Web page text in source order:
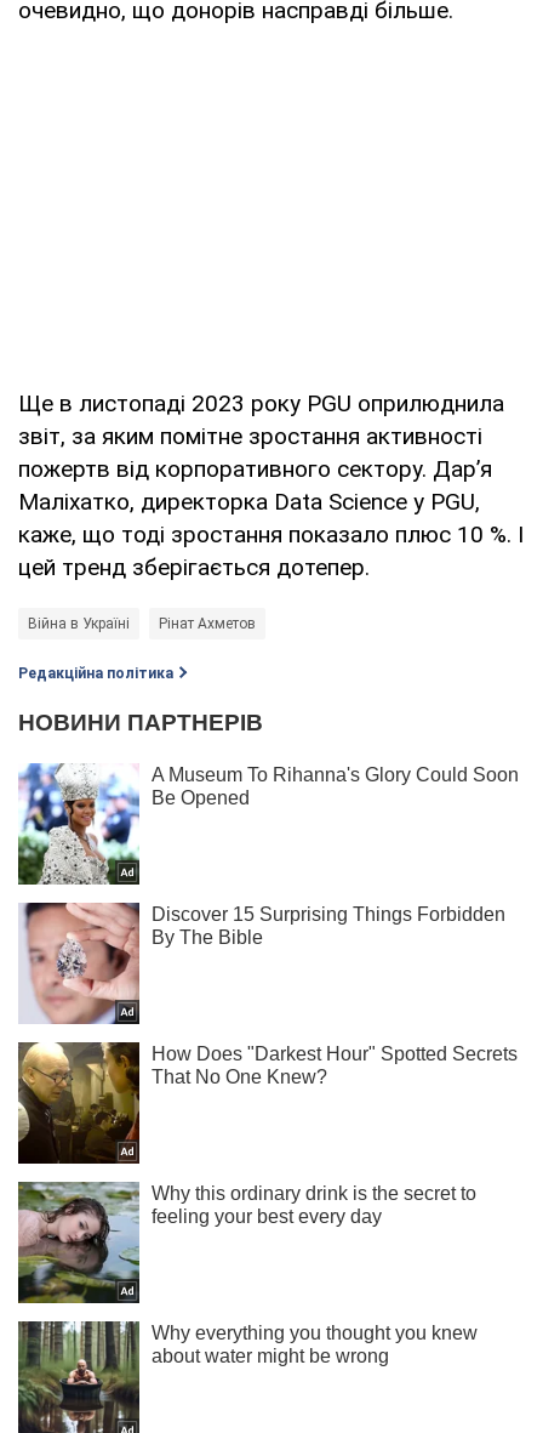
очевидно, що донорів насправді більше.
Ще в листопаді 2023 року PGU оприлюднила
звіт, за яким помітне зростання активності
пожертв від корпоративного сектору. Дар’я
Маліхатко, директорка Data Science у PGU,
каже, що тоді зростання показало плюс 10 %. І
цей тренд зберігається дотепер.
Війна в Україні Рінат Ахметов
Редакційна політика